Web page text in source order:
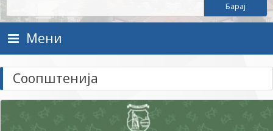
Општина Делчево
Мени
Соопштенија